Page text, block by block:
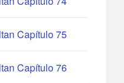
Capítulo 75
Capítulo 76